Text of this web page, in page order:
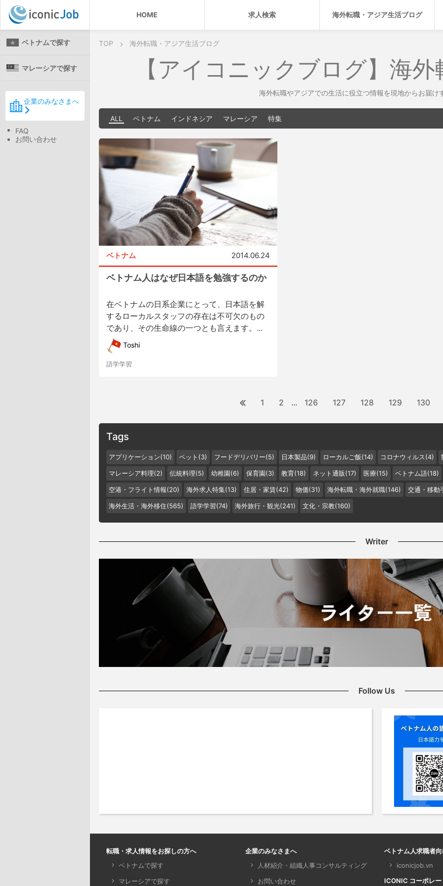
HOME 求人検索 海外転職・アジア生活ブログ
ベトナムで探す
マレーシアで探す
企業のみなさまへ
FAQ
お問い合わせ
TOP 海外転職・アジア生活ブログ
【アイコニックブログ】海
海外転職やアジアでの生活に役立つ情報を現地からお届け
ALL ベトナム インドネシア マレーシア 特集
ベトナム 2014.06.24
ベトナム人はなぜ日本語を勉強するのか
在ベトナムの日系企業にとって、日本語を解
するローカルスタッフの存在は不可欠のもの
であり、その生命線の一つとも言えます。...
Toshi
語学学習
1 2 126 127 128 129 130
Tags
アプリケーション(10) ペット(3) フードデリバリー(5) 日本製品(9) ローカルご飯(14) コロナウィルス(4)
マレーシア料理(2) 伝統料理(5) 幼稚園(6) 保育園(3) 教育(18) ネット通販(17) 医療(15) ベトナム語(18)
空港・フライト情報(20) 海外求人特集(13) 住居・家賃(42) 物価(31) 海外転職・海外就職(146) 交通・移動
海外生活・海外移住(565) 語学学習(74) 海外旅行・観光(241) 文化・宗教(160)
Writer
Follow Us
転職・求人情報をお探しの方へ
ベトナムで探す
マレーシアで探す
企業のみなさまへ
人材紹介・組織人事コンサルティング
お問い合わせ
ベトナム人求職者
iconicjob.vn
ICONIC コーポレー